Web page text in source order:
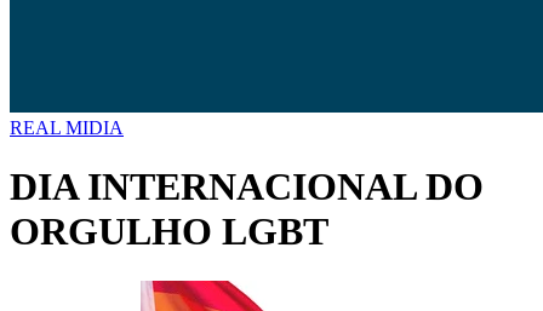
REAL MIDIA
DIA INTERNACIONAL DO
ORGULHO LGBT